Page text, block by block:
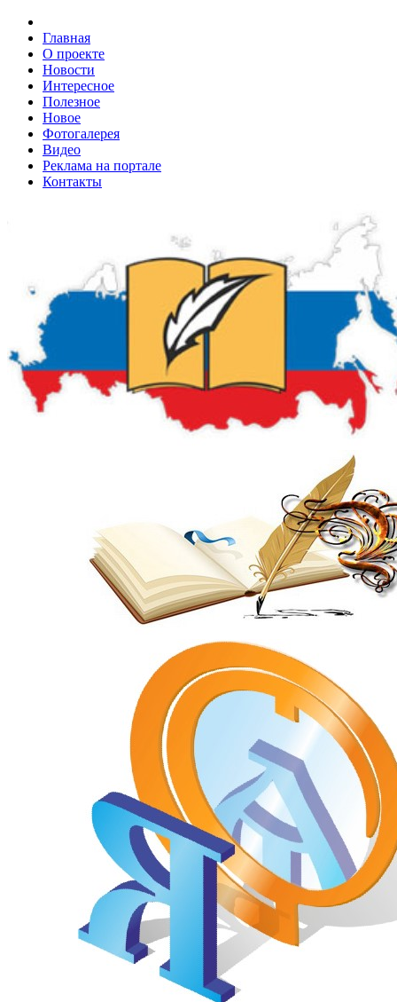
Главная
О проекте
Новости
Интересное
Полезное
Новое
Фотогалерея
Видео
Реклама на портале
Контакты